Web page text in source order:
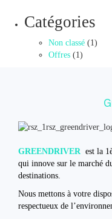
Catégories
Non classé (1)
Offres (1)
GREENDRIVER est la
qui innove sur le marché
destinations.
Nous mettons à votre
respectueux de